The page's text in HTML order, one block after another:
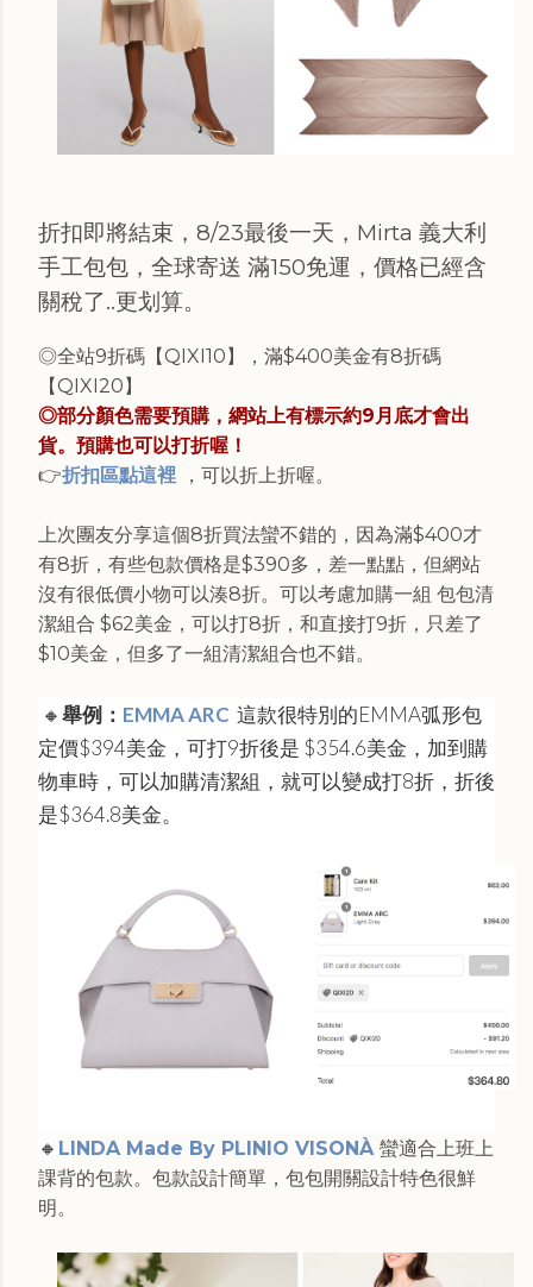
折扣即將結束，8/23最後一天，Mirta 義大利
手工包包，全球寄送 滿150免運，價格已經含
關稅了..更划算。
◎全站9折碼【QIXI10】，滿$400美金有8折碼
【QIXI20】
◎部分顏色需要預購，網站上有標示約9月底才會出
貨。預購也可以打折喔！
👉折扣區點這裡 ，可以折上折喔。
上次團友分享這個8折買法蠻不錯的，因為滿$400才
有8折，有些包款價格是$390多，差一點點，但網站
沒有很低價小物可以湊8折。可以考慮加購一組 包包清
潔組合 $62美金，可以打8折，和直接打9折，只差了
$10美金，但多了一組清潔組合也不錯。
🔸舉例： EMMA ARC 這款很特別的EMMA弧形包
定價$394美金，可打9折後是 $354.6美金，加到購
物車時，可以加購清潔組，就可以變成打8折，折後
是$364.8美金。
🔸 LINDA Made By PLINIO VISONÀ 蠻適合上班上
課背的包款。包款設計簡單，包包開關設計特色很鮮
明。